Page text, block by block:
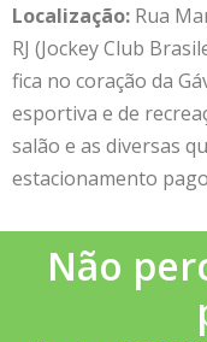
Localização: Rua
RJ (Jockey Club
fica no coração da
esportiva e de
salão e as diversas
estacionamento
Não